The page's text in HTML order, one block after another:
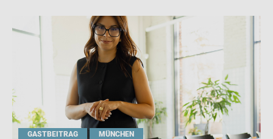
GASTBEITRAG MÜNCHEN